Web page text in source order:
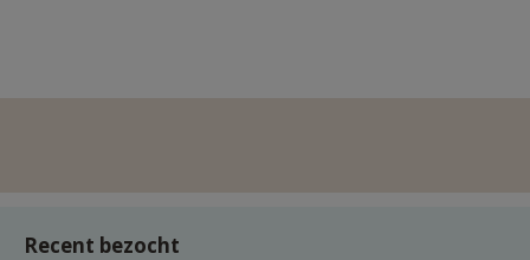
Recent bezocht